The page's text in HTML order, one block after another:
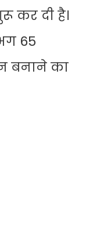
कर दी है।
65
बनाने का